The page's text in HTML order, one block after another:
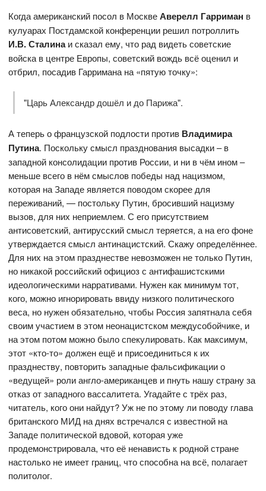
Когда американский посол в МосквеАверелл Гарриман в
кулуарах Постдамской конференции решил потроллить
И.В. Сталинаи сказал ему, что рад видеть советские
войска в центре Европы, советский вождь всё оценил и
отбрил, посадив Гарримана на «пятую точку»:
"Царь Александр дошёл и до Парижа".
А теперь о французской подлости против Владимира
Путина. Поскольку смысл празднования высадки – в
западной консолидации против России, и ни в чём ином –
меньше всего в нём смыслов победы над нацизмом,
которая на Западе является поводом скорее для
переживаний, — постольку Путин, бросивший нацизму
вызов, для них неприемлем. С его присутствием
антисоветский, антирусский смысл теряется, а на его фоне
утверждается смысл антинацистский. Скажу определённее.
Для них на этом празднестве невозможен не только Путин,
но никакой российский официоз с антифашистскими
идеологическими нарративами. Нужен как минимум тот,
кого, можно игнорировать ввиду низкого политического
веса, но нужен обязательно, чтобы Россия запятнала себя
своим участием в этом неонацистском междусобойчике, и
на этом потом можно было спекулировать. Как максимум,
этот «кто-то» должен ещё и присоединиться к их
празднеству, повторить западные фальсификации о
«ведущей» роли англо-американцев и пнуть нашу страну за
отказ от западного вассалитета. Угадайте с трёх раз,
читатель, кого они найдут? Уж не по этому ли поводу глава
британского МИД на днях встречался с известной на
Западе политической вдовой, которая уже
продемонстрировала, что её ненависть к родной стране
настолько не имеет границ, что способна на всё, полагает
политолог.